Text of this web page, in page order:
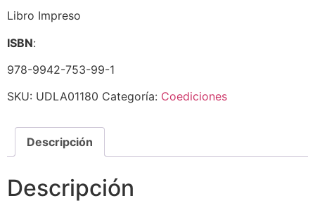
Libro Impreso
ISBN:
978-9942-753-99-1
SKU: UDLA01180 Categoría: Coediciones
Descripción
Descripción